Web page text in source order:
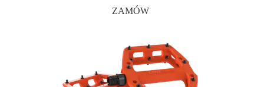
ZAMÓW